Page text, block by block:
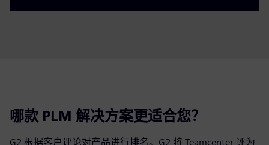
哪款 PLM 解决方案更适合您？
G2 根据客户评论对产品进行排名。G2 将 Teamcenter 评为